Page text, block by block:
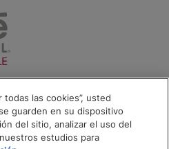
todas las cookies”, usted
guarden en su dispositivo
del sitio, analizar el uso del
estudios para